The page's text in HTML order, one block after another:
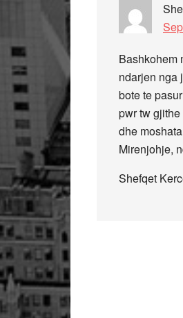
Bashkohem
ndarjen nga
bote te
pwr tw
dhe
Mirenjohje,
Shefqet